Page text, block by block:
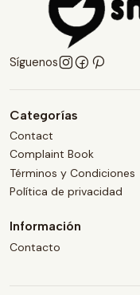
Síguenos
Categorías
Contact
Complaint Book
Términos y Condiciones
Política de privacidad
Información
Contacto